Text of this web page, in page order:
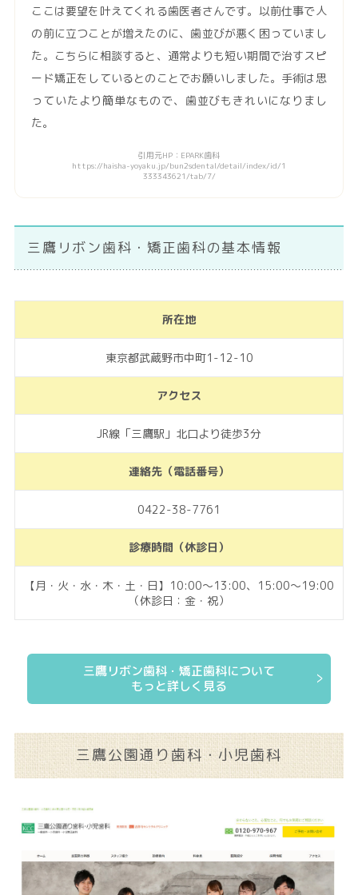
ここは要望を叶えてくれる歯医者さんです。以前仕事で人
の前に立つことが増えたのに、歯並びが悪く困っていまし
た。こちらに相談すると、通常よりも短い期間で治すスピ
ード矯正をしているとのことでお願いしました。手術は思
っていたより簡単なもので、歯並びもきれいになりまし
た。
引用元HP：EPARK歯科
https://haisha-yoyaku.jp/bun2sdental/detail/index/id/1
333343621/tab/7/
三鷹リボン歯科・矯正歯科の基本情報
所在地
東京都武蔵野市中町1-12-10
アクセス
JR線「三鷹駅」北口より徒歩3分
連絡先（電話番号）
0422-38-7761
診療時間（休診日）
【月・火・水・木・土・日】10:00～13:00、15:00～19:00
（休診日：金・祝）
三鷹リボン歯科・矯正歯科について
もっと詳しく見る
三鷹公園通り歯科・小児歯科